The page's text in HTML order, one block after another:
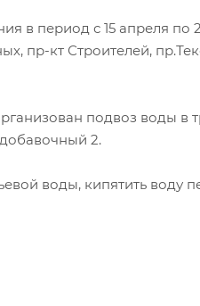
в период с 15 апреля по
пр-кт Строителей,
подвоз воды в
2.
воды, кипятить воду